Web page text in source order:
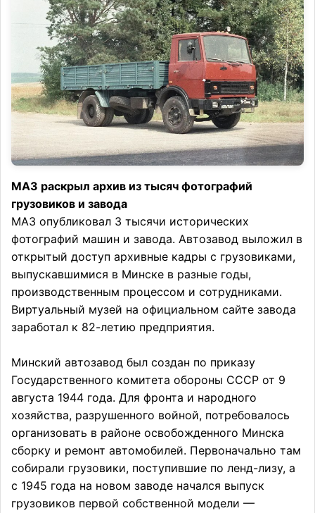
МАЗ раскрыл архив из тысяч фотографий
грузовиков и завода
МАЗ опубликовал 3 тысячи исторических
фотографий машин и завода. Автозавод выложил в
открытый доступ архивные кадры с грузовиками,
выпускавшимися в Минске в разные годы,
производственным процессом и сотрудниками.
Виртуальный музей на официальном сайте завода
заработал к 82-летию предприятия.
Минский автозавод был создан по приказу
Государственного комитета обороны СССР от 9
августа 1944 года. Для фронта и народного
хозяйства, разрушенного войной, потребовалось
организовать в районе освобожденного Минска
сборку и ремонт автомобилей. Первоначально там
собирали грузовики, поступившие по ленд-лизу, а
с 1945 года на новом заводе начался выпуск
грузовиков первой собственной модели —